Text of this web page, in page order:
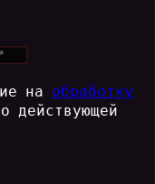
на
обработку
действующей